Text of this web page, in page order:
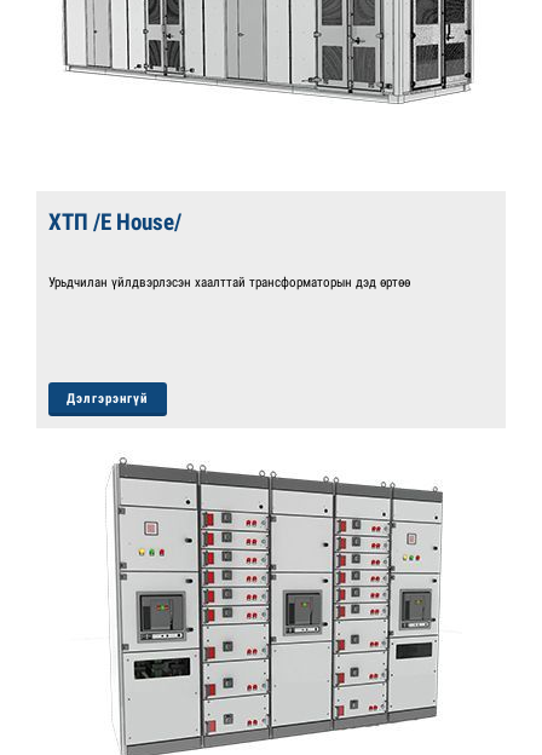
ХТП /E House/
Урьдчилан үйлдвэрлэсэн хаалттай трансформаторын дэд өртөө
Дэлгэрэнгүй